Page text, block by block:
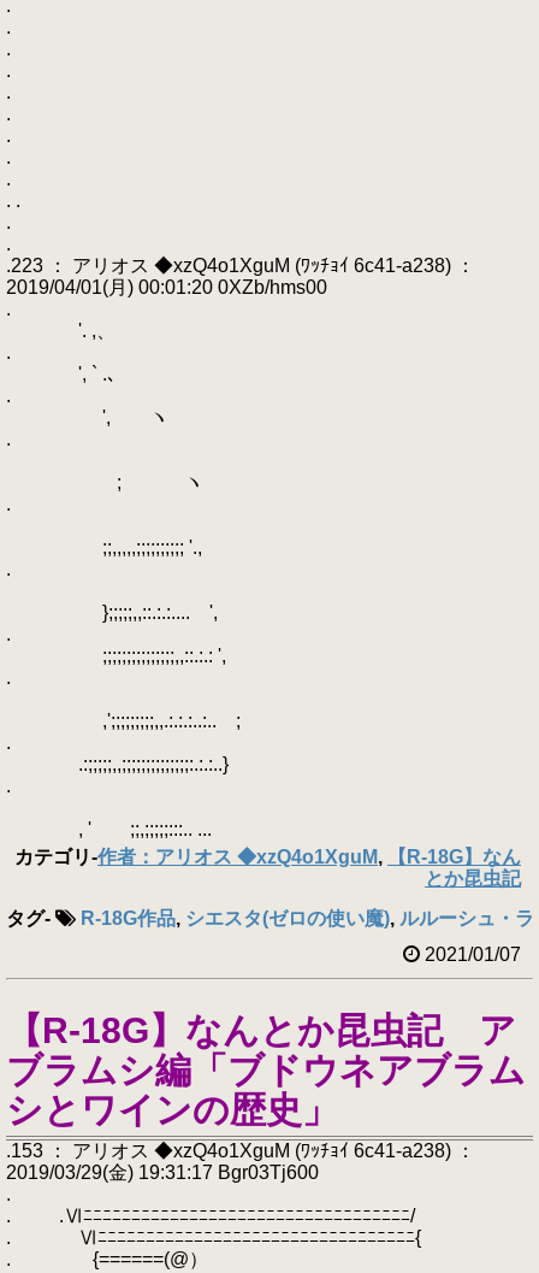
.
.
.
.
.
.
.
.
.
. .
.
.
.223 ： アリオス ◆xzQ4o1XguM (ﾜｯﾁｮｲ 6c41-a238) ：
2019/04/01(月) 00:01:20 0XZb/hms00
.
'. ,、
.
', ` .､
.
', ヽ
.
; ヽ
.
;;,,,,,;;;;;;;;;; '.,
.
};;;;;,,::.:.:.... ',
.
;;;;;;;;;;;;;;;,,::.:.: ',
.
,';;;;;;;;;,,.:.:.:..:.. ;
.
.:;;;;;,,;;;;;;;;;;;;;;:.:.:..}
.
, ' ;;,;;;;;:::.. ...
カテゴリ-作者：アリオス ◆xzQ4o1XguM,
【R-18G】なん
とか昆虫記
タグ- R-18G作品, シエスタ(ゼロの使い魔), ルルーシュ・
2021/01/07
【R-18G】なんとか昆虫記 ア
ブラムシ編「ブドウネアブラム
シとワインの歴史」
.153 ： アリオス ◆xzQ4o1XguM (ﾜｯﾁｮｲ 6c41-a238) ：
2019/03/29(金) 19:31:17 Bgr03Tj600
.
. .Ⅵﾆﾆﾆﾆﾆﾆﾆﾆﾆﾆﾆﾆﾆﾆﾆﾆﾆﾆﾆﾆﾆﾆﾆﾆﾆﾆﾆﾆﾆﾆﾆﾆﾆﾆ/
. Ⅵﾆﾆﾆﾆﾆﾆﾆﾆﾆﾆﾆﾆﾆﾆﾆﾆﾆﾆﾆﾆﾆﾆﾆﾆﾆﾆﾆﾆﾆﾆﾆﾆﾆ{
. {======(@）